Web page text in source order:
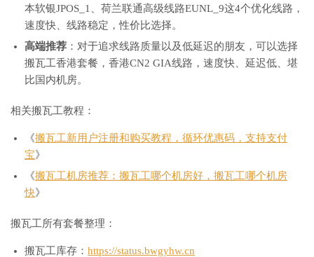
本软银JPOS_1、荷兰联通高级线路EUNL_9这4个优化线路，
速度快、线路稳定，性价比选择。
高端推荐 ：对于追求线路质量以及低延迟的朋友，可以选择
搬瓦工香港套餐，香港CN2 GIA线路，速度快、延迟低、堪
比国内机房。
相关搬瓦工教程：
《搬瓦工新用户注册和购买教程，循环优惠码，支持支付
宝》
《搬瓦工机房推荐：搬瓦工哪个机房好，搬瓦工哪个机房
快》
搬瓦工所有套餐整理：
搬瓦工库存： https://status.bwgyhw.cn